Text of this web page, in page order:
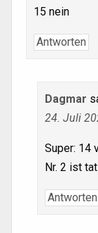
15 nein
Antworten
Dagmar
24. Juli
Super: 14
Nr. 2 ist
Antworten